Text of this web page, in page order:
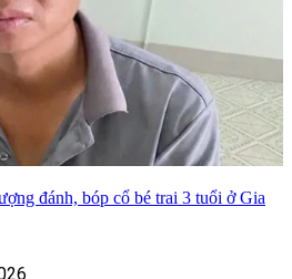
đánh, bóp cổ bé trai 3 tuổi ở Gia